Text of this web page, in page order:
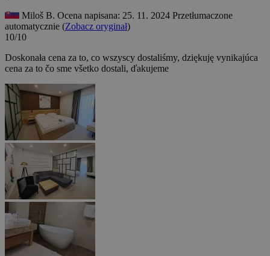
Miloš B. Ocena napisana: 25. 11. 2024 Przetłumaczone
automatycznie (Zobacz oryginał)
10/10
Doskonała cena za to, co wszyscy dostaliśmy, dziękuję vynikajúca
cena za to čo sme všetko dostali, ďakujeme